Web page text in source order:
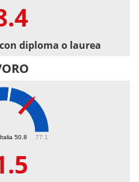
diploma o laurea
50.8 77.1